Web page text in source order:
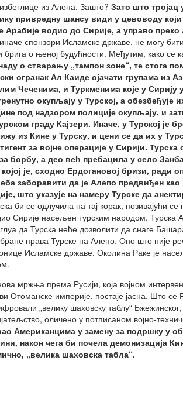
из Алепа. Зашто? Зато што тројац
привредну шансу види у цевоводу који
Арабије водио до Сирије, а управо
спонзори Исламске државе, не могу
о њеној будућности. Међутим, како се
о стварању „тампон зоне“, те стога
огранак Ал Каиде ојачати групама из
Чеченима, и Туркменима које у Сирију
окупљају у Турској, а обезбеђује
под надзором полиције окупљају, и
граду Кајзери. Иначе, у Турској је
из Кине у Турску, и цени се да их у
за војне операције у Сирији. Турска
борбу, а део већ пребацила у село
је, сходно Ердогановој бризи, ради
заборавити да је Алепо предвиђен као
што указује на намеру Турске да
би се одлучила на тај корак, позивајући
Сирије насељен турским народом. Турска
да Турска неће дозволити да снаге
права Турске на Алепо. Оно што није
Исламске државе. Околина Раке је
мржња према Русији, која војном
Отоманске империје, постаје јасна. Што се
„велику шаховску таблу“ Бжежинског,
оличено у потписаном војно-
Американцима у замену за подршку у
након чега би почела демонизација
„велика шаховска табла“.